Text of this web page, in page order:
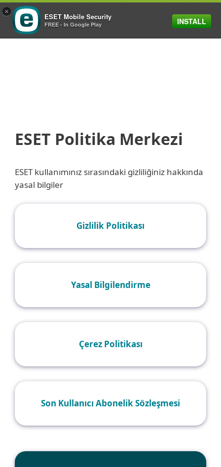
MENU
ESET Politika Merkezi
ESET kullanımınız sırasındaki gizliliğiniz hakkında
yasal bilgiler
Gizlilik Politikası
Yasal Bilgilendirme
Çerez Politikası
Son Kullanıcı Abonelik Sözleşmesi
×
ESET Mobile Security
FREE - In Google Play INSTALL